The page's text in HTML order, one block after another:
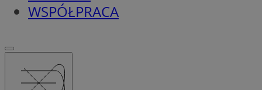
WSPÓŁPRACA